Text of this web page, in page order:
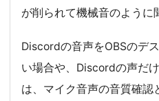
が削られて機械音のように
Discordの音声をOBSのデ
い場合や、Discordの声だ
は、マイク音声の音質確認